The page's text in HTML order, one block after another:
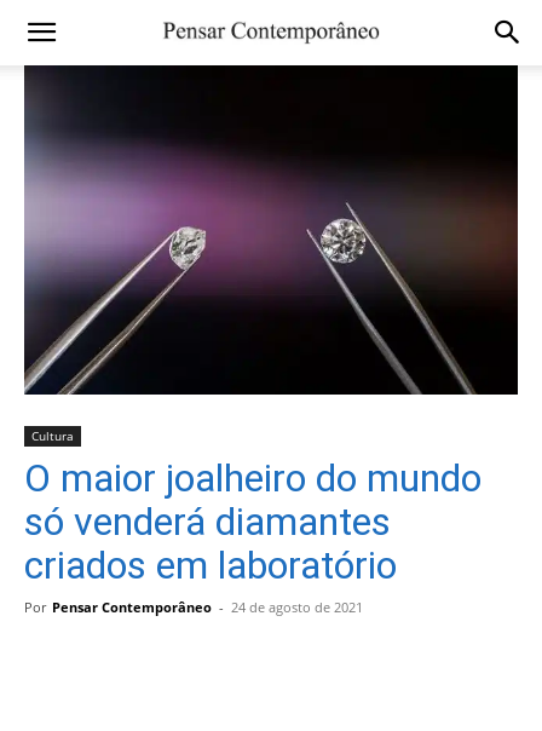
Cultura
O maior joalheiro do mundo
só venderá diamantes
criados em laboratório
Por Pensar Contemporâneo - 24 de agosto de 2021